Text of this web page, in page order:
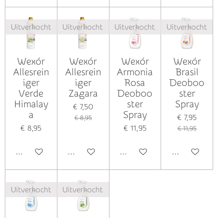
Uitverkocht
Wexór
Allesrein
iger
Verde
Himalay
a
€ 8,95
Houd mij op de hoogte
Uitverkocht
Wexór
Allesrein
iger
Zagara
€ 7,50
€ 8,95
Houd mij op de hoogte
Uitverkocht
Wexór
Armonia
Rosa
Deoboo
ster
Spray
€ 11,95
Houd mij op de hoogte
Uitverkocht
Wexór
Brasil
Deoboo
ster
Spray
€ 7,95
€ 11,95
Houd mij op
Uitverkocht Uitverkocht